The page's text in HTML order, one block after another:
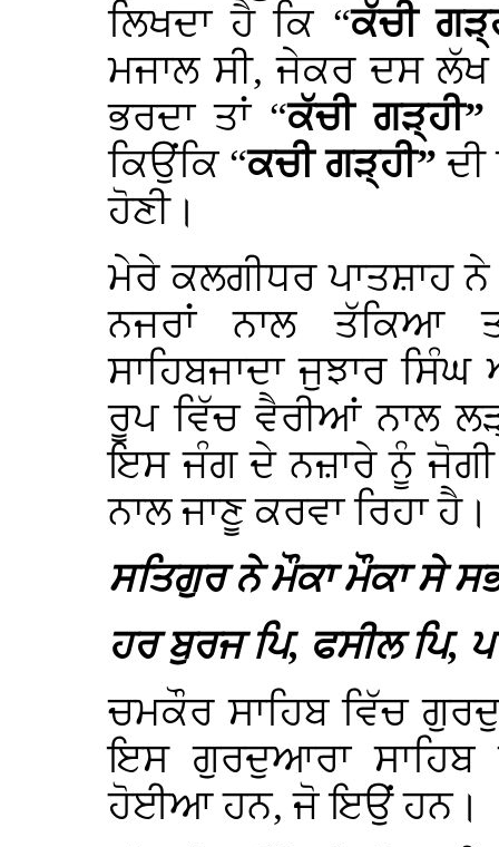
ਲਿਖਦਾ ਹੈ ਕਿ “ਕੱਚੀ
ਮਜਾਲ ਸੀ, ਜੇਕਰ ਦਸ
ਭਰਦਾ ਤਾਂ “ਕੱਚੀ
ਕਿਉਂਕਿ “ਕਚੀ ਗੜ੍ਹੀ”ਦੀ
ਹੋਣੀ।
ਮੇਰੇ ਕਲਗੀਧਰ ਪਾਤਸ਼ਾਹ
ਨਜਰਾਂ ਨਾਲ ਤੱਕਿਆ
ਸਾਹਿਬਜਾਦਾ ਜੁਝਾਰ
ਰੂਪ ਵਿੱਚ ਵੈਰੀਆਂ ਨਾਲ
ਇਸ ਜੰਗ ਦੇ ਨਜ਼ਾਰੇ ਨੂੰ
ਨਾਲ ਜਾਣੂ ਕਰਵਾ ਰਿਹਾ ਹੈ।
ਸਤਿਗੁਰ ਨੇ ਮੌਕਾ ਮੌਕਾ ਸੇ
ਹਰ ਬੁਰਜ ਪਿ, ਫਸੀਲ ਪਿ,
ਚਮਕੌਰ ਸਾਹਿਬ ਵਿੱਚ
ਇਸ ਗੁਰਦੁਆਰਾ
ਹੋਈਆ ਹਨ, ਜੋ ਇਉਂ ਹਨ।